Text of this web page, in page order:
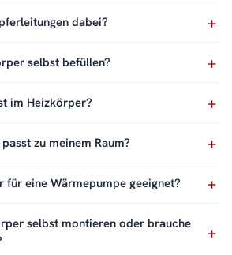
dabei?
selbst befüllen?
im Heizkörper?
zu meinem Raum?
für eine Wärmepumpe geeignet?
selbst montieren oder brauche